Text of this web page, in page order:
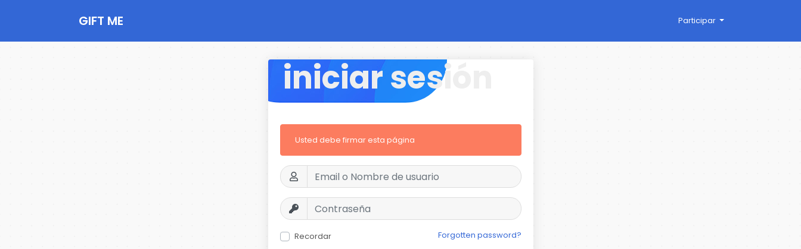
GIFT ME Participar
iniciar sesión
Usted debe firmar esta página
Recordar Forgotten password?